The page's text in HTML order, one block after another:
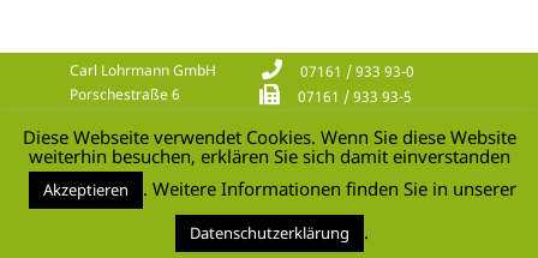
Carl Lohrmann GmbH
Porschestraße 6
73095 Albershausen
07161 / 933 93-0
07161 / 933 93-5
Kontakt
AGB
Katalog
Datenschutzschutzerklärung
Diese Webseite verwendet Cookies. Wenn Sie diese Website
weiterhin besuchen, erklären Sie sich damit einverstanden
Akzeptieren . Weitere Informationen finden Sie in unserer
Datenschutzerklärung .